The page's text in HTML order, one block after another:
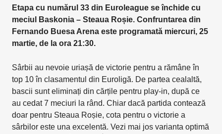
Etapa cu numărul 33 din Euroleague se închide cu
meciul Baskonia – Steaua Roșie. Confruntarea din
Fernando Buesa Arena este programată miercuri, 25
martie, de la ora 21:30.
Sârbii au nevoie uriașă de victorie pentru a rămâne în
top 10 în clasamentul din Euroligă. De partea cealaltă,
bascii sunt eliminați din cărțile pentru play-in, după ce
au cedat 7 meciuri la rând. Chiar dacă partida contează
doar pentru Steaua Roșie, cota pentru o victorie a
sârbilor este una excelentă. Vezi mai jos varianta optimă